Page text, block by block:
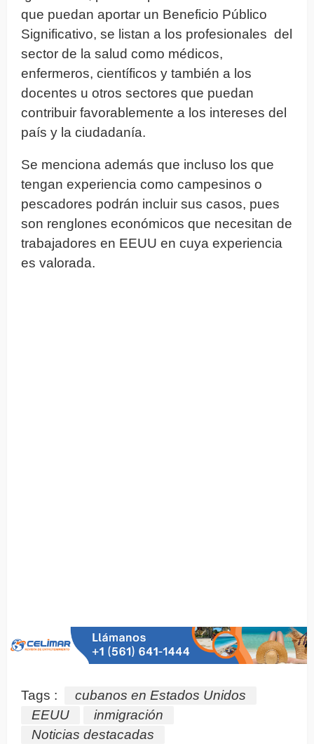
que puedan aportar un Beneficio Público
Significativo, se listan a los profesionales del
sector de la salud como médicos,
enfermeros, científicos y también a los
docentes u otros sectores que puedan
contribuir favorablemente a los intereses del
país y la ciudadanía.
Se menciona además que incluso los que
tengan experiencia como campesinos o
pescadores podrán incluir sus casos, pues
son renglones económicos que necesitan de
trabajadores en EEUU en cuya experiencia
es valorada.
Tags :
cubanos en Estados Unidos
EEUU
inmigración
Noticias destacadas